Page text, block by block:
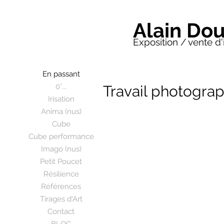
En passant
0°...
Irisation
Anima (nus)
Cube
Cube performance
Imago (nus)
Petit Poucet
Résilience
Références
Tirages d'Art
Contact
Alain
Exposition / vente
Travail